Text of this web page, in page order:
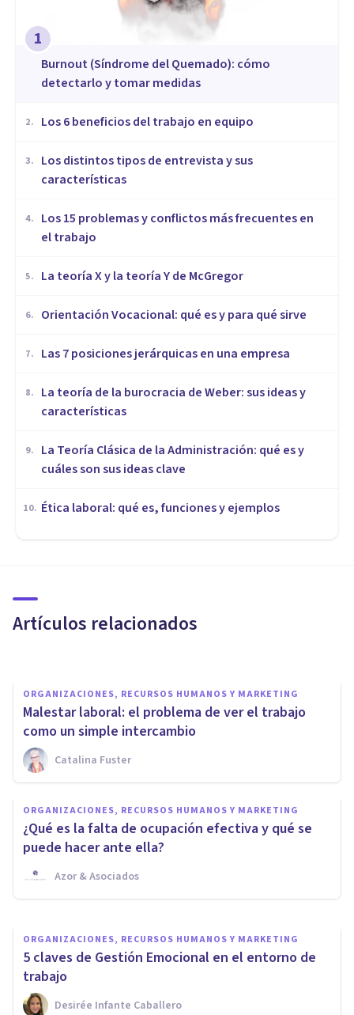
1
Burnout (Síndrome del Quemado): cómo
detectarlo y tomar medidas
2. ​Los 6 beneficios del trabajo en equipo
3.
​Los distintos tipos de entrevista y sus
características
4.
​Los 15 problemas y conflictos más frecuentes en
el trabajo
5. La teoría X y la teoría Y de McGregor
6. Orientación Vocacional: qué es y para qué sirve
7. Las 7 posiciones jerárquicas en una empresa
8.
La teoría de la burocracia de Weber: sus ideas y
características
9.
La Teoría Clásica de la Administración: qué es y
cuáles son sus ideas clave
10. Ética laboral: qué es, funciones y ejemplos
Artículos relacionados
trabajo: 9 consejos prácticos
ORGANIZACIONES, RECURSOS HUMANOS Y MARKETING
Malestar laboral: el problema de ver el trabajo
como un simple intercambio
Catalina Fuster
ORGANIZACIONES, RECURSOS HUMANOS Y MARKETING
¿Qué es la falta de ocupación efectiva y qué se
puede hacer ante ella?
Azor & Asociados
ORGANIZACIONES, RECURSOS HUMANOS Y MARKETING
La importancia de la
Inteligencia Emocional en el
éxito profesional
Avance Psicólogos
ORGANIZACIONES, RECURSOS HUMANOS Y MARKETING
5 claves de Gestión Emocional en el entorno de
trabajo
Desirée Infante Caballero